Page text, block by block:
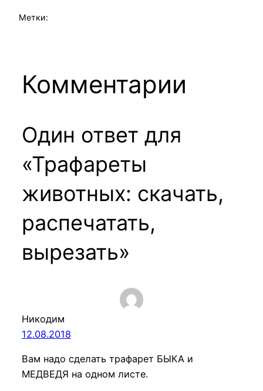
Метки:
Комментарии
Один ответ для
«Трафареты
животных: скачать,
распечатать,
вырезать»
Никодим
12.08.2018
Вам надо сделать трафарет БЫКА и
МЕДВЕДЯ на одном листе.